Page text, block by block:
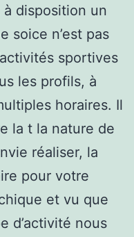
disposition un
soice n’est pas
sportives
les profils, à
horaires. Il
la t la nature de
réaliser, la
pour votre
et vu que
d’activité nous